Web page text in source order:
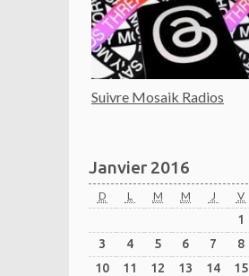
Suivre Mosaik Radios
Janvier 2016
D L M M J V
1
3
4 5 6 7 8
10
11 12 13 14 15